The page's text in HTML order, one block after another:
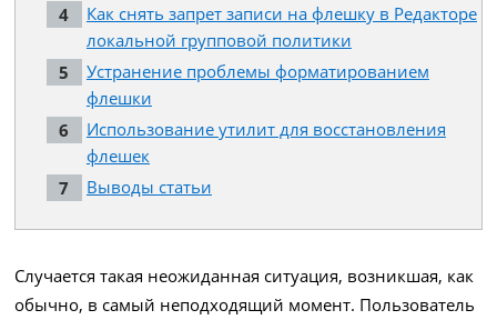
Как снять запрет записи на флешку в Редакторе
локальной групповой политики
Устранение проблемы форматированием
флешки
Использование утилит для восстановления
флешек
Выводы статьи
Случается такая неожиданная ситуация, возникшая, как
обычно, в самый неподходящий момент. Пользователь